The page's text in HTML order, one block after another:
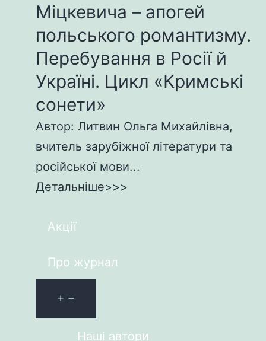
Міцкевича – апогей
польського романтизму.
Перебування в Росії й
Україні. Цикл «Кримські
сонети»
Автор: Литвин Ольга Михайлівна,
вчитель зарубіжної літератури та
російської мови...
Детальніше>>>
Акції
Про журнал
Наші автори